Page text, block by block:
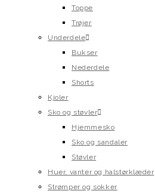
Toppe
Trøjer
Underdele
Bukser
Nederdele
Shorts
Kjoler
Sko og støvler
Hjemmesko
Sko og sandaler
Støvler
Huer, vanter og halstørklæder
Strømper og sokker